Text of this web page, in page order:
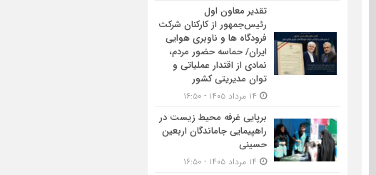
تقدیر معاون اول
رئیس‌جمهور از کارکنان شرکت
فرودگاه ها و ناوبری هوایی
ایران/ حماسه حضور مردم،
نمادی از اقتدار عملیاتی و
توان مدیریتی کشور
برپایی غرفه محیط زیست در
راهپیمایی جاماندگان اربعین
حسینی